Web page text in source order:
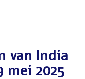
van India
mei 2025